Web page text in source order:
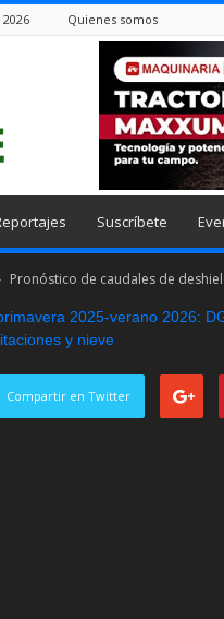
Quienes somos
Suscríbete
Pronóstico de caudales de
Compartir en Twitter